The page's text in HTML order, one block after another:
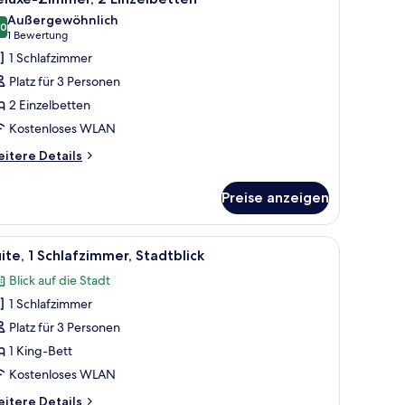
von 10
Außergewöhnlich
1 Bewertung
(1
Bewertung)
1 Schlafzimmer
Platz für 3 Personen
2 Einzelbetten
Kostenloses WLAN
Details
Einzelbetten
Preise anzeigen
Schreibtisch, einem Stuhl und einem großen Fenster mit Blick auf die
Ein modernes Zimmer mit großem Fenster,
8 1 Schlafzimmer, Stadtblick
Blick auf die Stadt
1 Schlafzimmer
Platz für 3 Personen
1 King-Bett
Kostenloses WLAN
Details